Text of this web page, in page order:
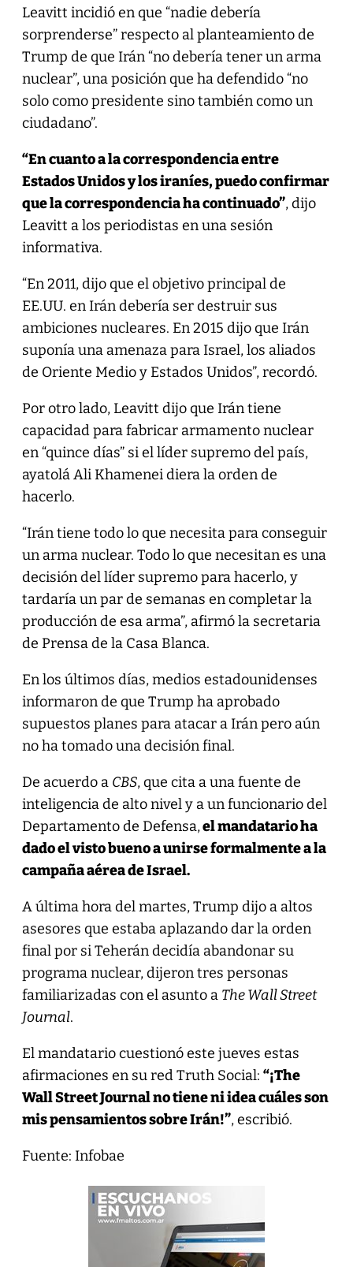
Leavitt incidió en que “nadie debería
sorprenderse” respecto al planteamiento de
Trump de que Irán “no debería tener un arma
nuclear”, una posición que ha defendido “no
solo como presidente sino también como un
ciudadano”.
“En cuanto a la correspondencia entre
Estados Unidos y los iraníes, puedo confirmar
que la correspondencia ha continuado”, dijo
Leavitt a los periodistas en una sesión
informativa.
“En 2011, dijo que el objetivo principal de
EE.UU. en Irán debería ser destruir sus
ambiciones nucleares. En 2015 dijo que Irán
suponía una amenaza para Israel, los aliados
de Oriente Medio y Estados Unidos”, recordó.
Por otro lado, Leavitt dijo que Irán tiene
capacidad para fabricar armamento nuclear
en “quince días” si el líder supremo del país,
ayatolá Ali Khamenei diera la orden de
hacerlo.
“Irán tiene todo lo que necesita para conseguir
un arma nuclear. Todo lo que necesitan es una
decisión del líder supremo para hacerlo, y
tardaría un par de semanas en completar la
producción de esa arma”, afirmó la secretaria
de Prensa de la Casa Blanca.
En los últimos días, medios estadounidenses
informaron de que Trump ha aprobado
supuestos planes para atacar a Irán pero aún
no ha tomado una decisión final.
De acuerdo a CBS, que cita a una fuente de
inteligencia de alto nivel y a un funcionario del
Departamento de Defensa,el mandatario ha
dado el visto bueno a unirse formalmente a la
campaña aérea de Israel.
A última hora del martes, Trump dijo a altos
asesores que estaba aplazando dar la orden
final por si Teherán decidía abandonar su
programa nuclear, dijeron tres personas
familiarizadas con el asunto a The Wall Street
Journal.
El mandatario cuestionó este jueves estas
afirmaciones en su red Truth Social: “¡The
Wall Street Journal no tiene ni idea cuáles son
mis pensamientos sobre Irán!”, escribió.
Fuente: Infobae